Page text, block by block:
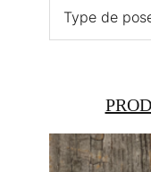
Type de